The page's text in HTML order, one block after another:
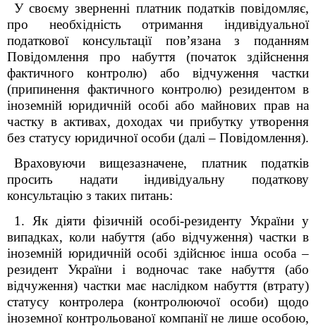
У своєму зверненні платник податків повідомляє,
про необхідність отримання індивідуальної
податкової консультації пов’язана з поданням
Повідомлення про набуття (початок здійснення
фактичного контролю) або відчуження частки
(припинення фактичного контролю) резидентом в
іноземній юридичній особі або майнових прав на
частку в активах, доходах чи прибутку утворення
без статусу юридичної особи (далі – Повідомлення).
Враховуючи вищезазначене, платник податків
просить надати індивідуальну податкову
консультацію з таких питань:
1. Як діяти фізичній особі-резиденту України у
випадках, коли набуття (або відчуження) частки в
іноземній юридичній особі здійснює інша особа –
резидент України і водночас таке набуття (або
відчуження) частки має наслідком набуття (втрату)
статусу контролера (контролюючої особи) щодо
іноземної контрольованої компанії не лише особою,